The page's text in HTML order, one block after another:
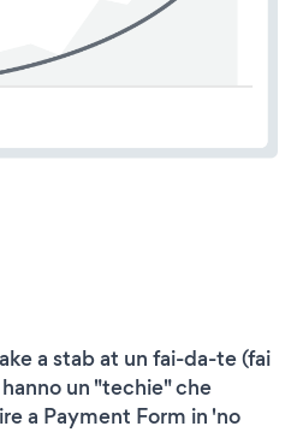
a stab at un fai-da-te (fai
un "techie" che
a Payment Form in 'no